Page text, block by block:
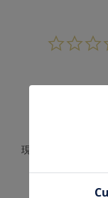
現在、この商品の